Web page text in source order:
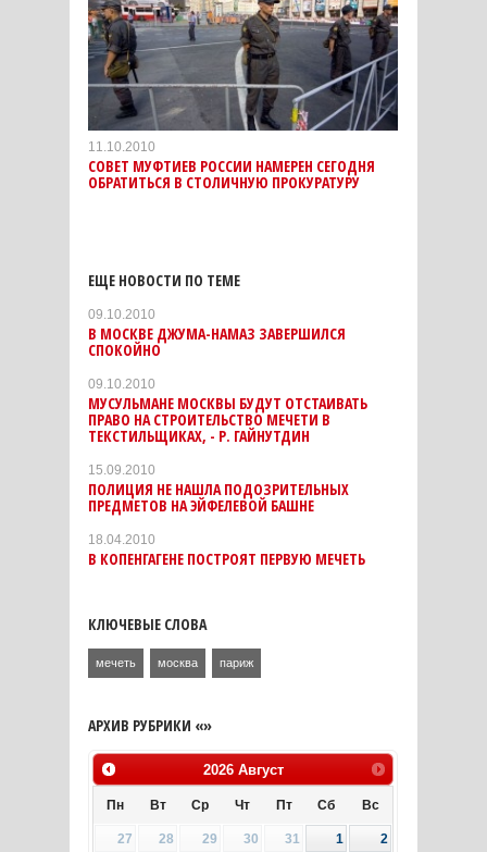
11.10.2010
СОВЕТ МУФТИЕВ РОССИИ НАМЕРЕН СЕГОДНЯ
ОБРАТИТЬСЯ В СТОЛИЧНУЮ ПРОКУРАТУРУ
ЕЩЕ НОВОСТИ ПО ТЕМЕ
09.10.2010
В МОСКВЕ ДЖУМА-НАМАЗ ЗАВЕРШИЛСЯ
СПОКОЙНО
09.10.2010
МУСУЛЬМАНЕ МОСКВЫ БУДУТ ОТСТАИВАТЬ
ПРАВО НА СТРОИТЕЛЬСТВО МЕЧЕТИ В
ТЕКСТИЛЬЩИКАХ, - Р. ГАЙНУТДИН
15.09.2010
ПОЛИЦИЯ НЕ НАШЛА ПОДОЗРИТЕЛЬНЫХ
ПРЕДМЕТОВ НА ЭЙФЕЛЕВОЙ БАШНЕ
18.04.2010
В КОПЕНГАГЕНЕ ПОСТРОЯТ ПЕРВУЮ МЕЧЕТЬ
КЛЮЧЕВЫЕ СЛОВА
мечеть москва париж
АРХИВ РУБРИКИ «»
2026 Август
Пн Вт Ср Чт Пт Сб Вс
27 28 29 30 31 1
2